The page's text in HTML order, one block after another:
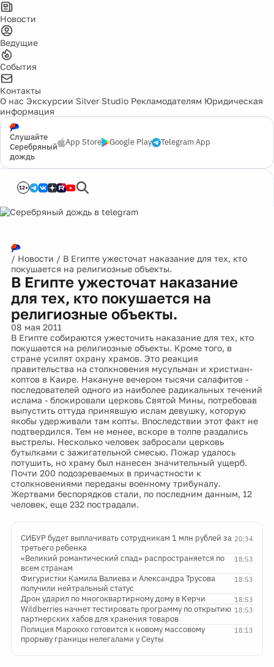
Новости
Ведущие
События
Контакты
О нас Экскурсии Silver Studio Рекламодателям Юридическая
информация
Слушайте
Серебряный
дождь
App Store Google Play Telegram App
12+
/ Новости / В Египте ужесточат наказание для тех, кто
покушается на религиозные объекты.
В Египте ужесточат наказание
для тех, кто покушается на
религиозные объекты.
08 мая 2011
В Египте собираются ужесточить наказание для тех, кто
покушается на религиозные объекты. Кроме того, в
стране усилят охрану храмов. Это реакция
правительства на столкновения мусульман и христиан-
коптов в Каире. Накануне вечером тысячи салафитов -
последователей одного из наиболее радикальных течений
ислама - блокировали церковь Святой Мины, потребовав
выпустить оттуда принявшую ислам девушку, которую
якобы удерживали там копты. Впоследствии этот факт не
подтвердился. Тем не менее, вскоре в толпе раздались
выстрелы. Несколько человек забросали церковь
бутылками с зажигательной смесью. Пожар удалось
потушить, но храму был нанесен значительный ущерб.
Почти 200 подозреваемых в причастности к
столкновениями переданы военному трибуналу.
Жертвами беспорядков стали, по последним данным, 12
человек, еще 232 пострадали.
20:34
СИБУР будет выплачивать сотрудникам 1 млн рублей за
третьего ребенка
18:53
«Великий романтический спад» распространяется по
всем странам
18:53
Фигуристки Камила Валиева и Александра Трусова
получили нейтральный статус
18:53
Дрон ударил по многоквартирному дому в Керчи
18:53
Wildberries начнет тестировать программу по открытию
партнерских хабов для хранения товаров
18:13
Полиция Марокко готовится к новому массовому
прорыву границы нелегалами у Сеуты